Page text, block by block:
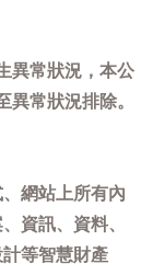
異常狀況，本公
常狀況排除。
網站上所有內
資訊、資料、
等智慧財產